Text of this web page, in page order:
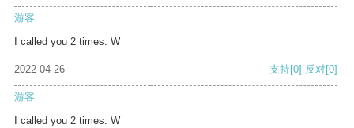
游客
I called you 2 times. W
2022-04-26 支持[0] 反对[0]
游客
I called you 2 times. W